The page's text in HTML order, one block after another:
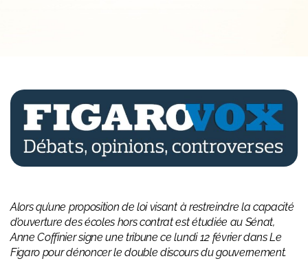
Alors qu’une proposition de loi visant à restreindre la capacité
d’ouverture des écoles hors contrat est étudiée au Sénat,
Anne Coffinier signe une tribune ce lundi 12 février dans Le
Figaro pour dénoncer le double discours du gouvernement.